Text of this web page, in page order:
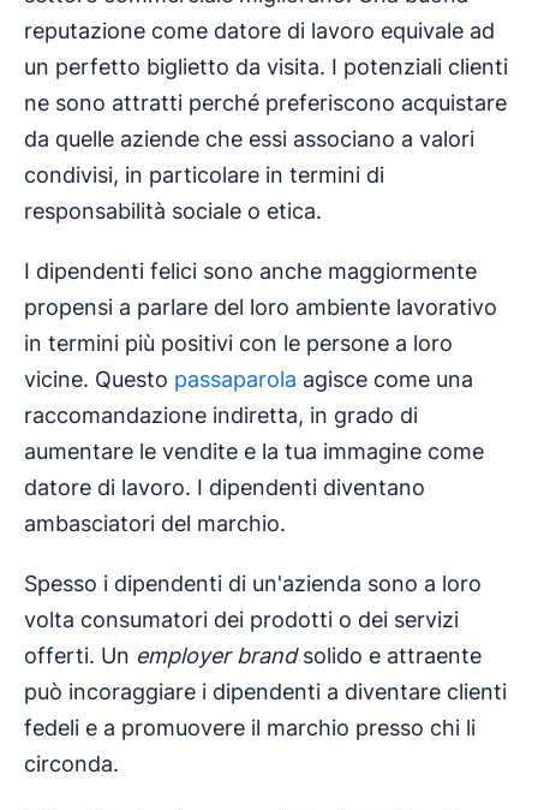
reputazione come datore di lavoro equivale ad
un perfetto biglietto da visita. I potenziali clienti
ne sono attratti perché preferiscono acquistare
da quelle aziende che essi associano a valori
condivisi, in particolare in termini di
responsabilità sociale o etica.
I dipendenti felici sono anche maggiormente
propensi a parlare del loro ambiente lavorativo
in termini più positivi con le persone a loro
vicine. Questo passaparola agisce come una
raccomandazione indiretta, in grado di
aumentare le vendite e la tua immagine come
datore di lavoro. I dipendenti diventano
ambasciatori del marchio.
Spesso i dipendenti di un'azienda sono a loro
volta consumatori dei prodotti o dei servizi
offerti. Un employer brandsolido e attraente
può incoraggiare i dipendenti a diventare clienti
fedeli e a promuovere il marchio presso chi li
circonda.